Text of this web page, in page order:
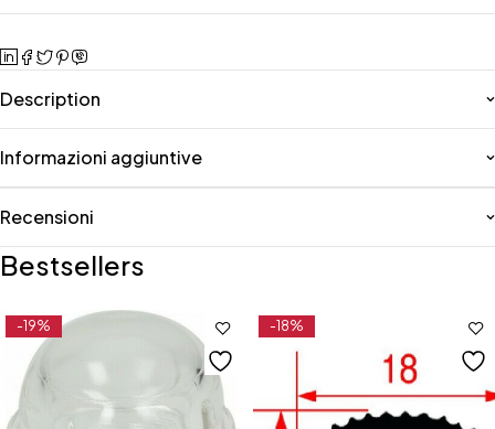
Description
Informazioni aggiuntive
Recensioni
Bestsellers
-19% -18%